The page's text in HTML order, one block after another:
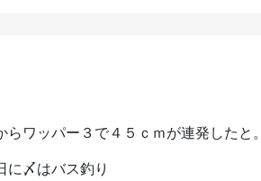
らワッパー３で４５ｃｍが連発したと。
に〆はバス釣り